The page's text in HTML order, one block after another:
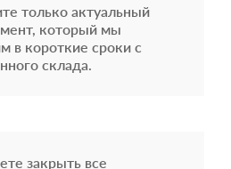
только актуальный
который мы
в короткие сроки с
склада.
закрыть все